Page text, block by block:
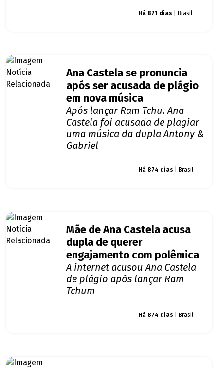
Há 871 dias | Brasil
Ana Castela se pronuncia
após ser acusada de plágio
em nova música
Após lançar Ram Tchu, Ana
Castela foi acusada de plagiar
uma música da dupla Antony &
Gabriel
Há 874 dias | Brasil
Mãe de Ana Castela acusa
dupla de querer
engajamento com polêmica
A internet acusou Ana Castela
de plágio após lançar Ram
Tchum
Há 874 dias | Brasil